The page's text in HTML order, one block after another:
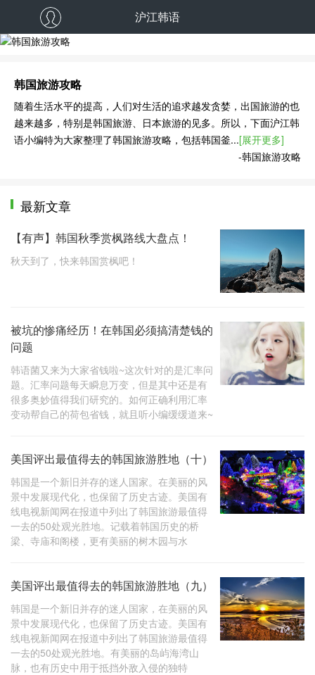
沪江韩语
韩国旅游攻略
随着生活水平的提高，人们对生活的追求越发贪婪，出国旅游的也
越来越多，特别是韩国旅游、日本旅游的见多。所以，下面沪江韩
语小编特为大家整理了韩国旅游攻略，包括韩国釜...[展开更多]
-韩国旅游攻略
最新文章
【有声】韩国秋季赏枫路线大盘点！
秋天到了，快来韩国赏枫吧！
被坑的惨痛经历！在韩国必须搞清楚钱的
问题
韩语菌又来为大家省钱啦~这次针对的是汇率问
题。汇率问题每天瞬息万变，但是其中还是有
很多奥妙值得我们研究的。如何正确利用汇率
变动帮自己的荷包省钱，就且听小编缓缓道来~
美国评出最值得去的韩国旅游胜地（十）
韩国是一个新旧并存的迷人国家。在美丽的风
景中发展现代化，也保留了历史古迹。美国有
线电视新闻网在报道中列出了韩国旅游最值得
一去的50处观光胜地。记载着韩国历史的桥
梁、寺庙和阁楼，更有美丽的树木园与水
美国评出最值得去的韩国旅游胜地（九）
韩国是一个新旧并存的迷人国家，在美丽的风
景中发展现代化，也保留了历史古迹。美国有
线电视新闻网在报道中列出了韩国旅游最值得
一去的50处观光胜地。有美丽的岛屿海湾山
脉，也有历史中用于抵挡外敌入侵的独特